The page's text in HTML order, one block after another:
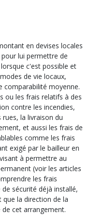
en devises locales
lui permettre de
c'est possible et
de vie locaux,
comparabilité moyenne.
ou les frais relatifs à des
contre les incendies,
la livraison du
et aussi les frais de
comme les frais
exigé par le bailleur en
à permettre au
(voir les articles
les frais
sécurité déjà installé,
la direction de la
cet arrangement.